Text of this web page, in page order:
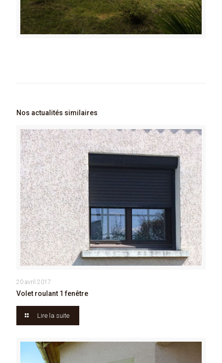
Nos actualités similaires
20 avril 2017
Volet roulant 1 fenêtre
Lire la suite